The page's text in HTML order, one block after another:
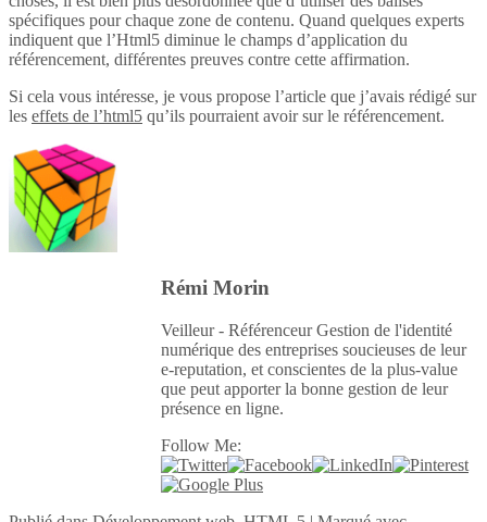
spécifiques pour chaque zone de contenu. Quand quelques experts
indiquent que l’Html5 diminue le champs d’application du
référencement, différentes preuves contre cette affirmation.
Si cela vous intéresse, je vous propose l’article que j’avais rédigé sur
les effets de l’html5 qu’ils pourraient avoir sur le référencement.
Rémi Morin
Veilleur - Référenceur Gestion de l'identité
numérique des entreprises soucieuses de leur
e-reputation, et conscientes de la plus-value
que peut apporter la bonne gestion de leur
présence en ligne.
Follow Me: